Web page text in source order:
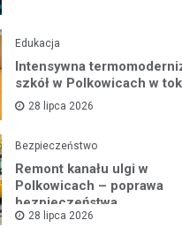
Edukacja
Intensywna
szkół w Polkowicach w
28 lipca 2026
Bezpieczeństwo
Remont kanału ulgi w
Polkowicach – poprawa
bezpieczeństwa
przeciwpowodziowego
28 lipca 2026